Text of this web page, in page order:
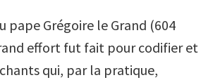
pape Grégoire le Grand (604
effort fut fait pour codifier et
qui, par la pratique,